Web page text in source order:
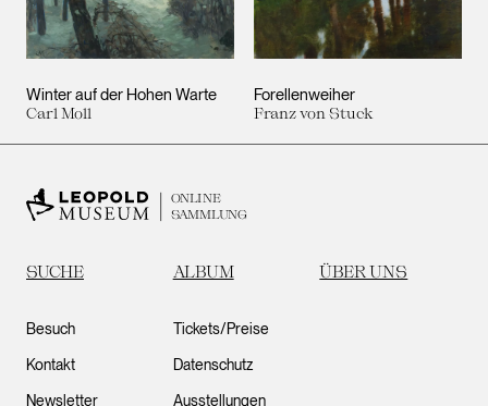
Winter auf der Hohen Warte
Carl Moll
Forellenweiher
Franz von Stuck
ONLINE
SAMMLUNG
SUCHE ALBUM ÜBER UNS
Besuch
Kontakt
Newsletter
Tickets/Preise
Datenschutz
Ausstellungen